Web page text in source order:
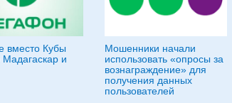
вместо Кубы
Мадагаскар и
Мошенники начали
использовать «опросы за
вознаграждение» для
получения данных
пользователей